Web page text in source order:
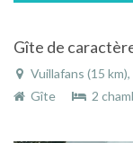
Vuillafans (15 km),
Gîte
2